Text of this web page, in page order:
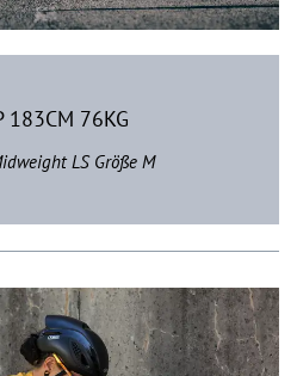
183CM 76KG
LS Größe M